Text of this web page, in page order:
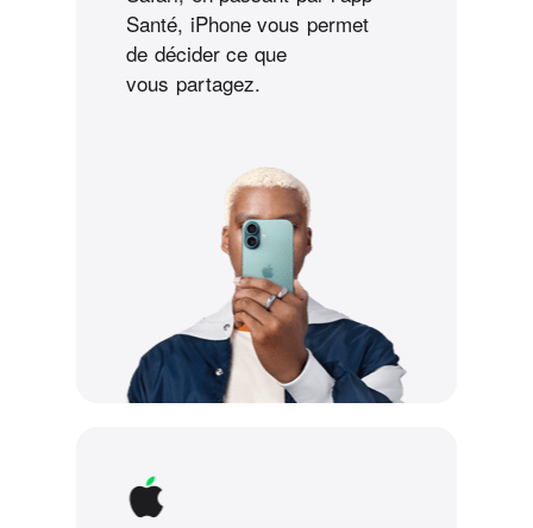
Santé, iPhone vous permet
de décider ce que
vous partagez.